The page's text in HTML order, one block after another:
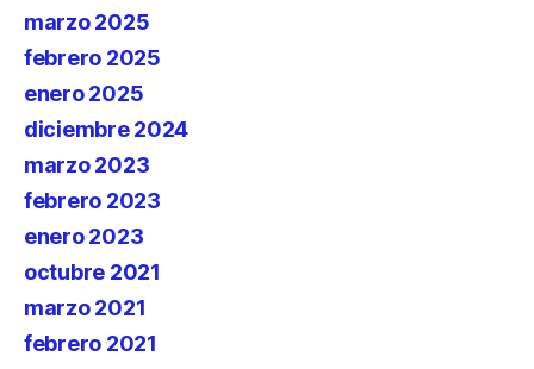
marzo 2025
febrero 2025
enero 2025
diciembre 2024
marzo 2023
febrero 2023
enero 2023
octubre 2021
marzo 2021
febrero 2021